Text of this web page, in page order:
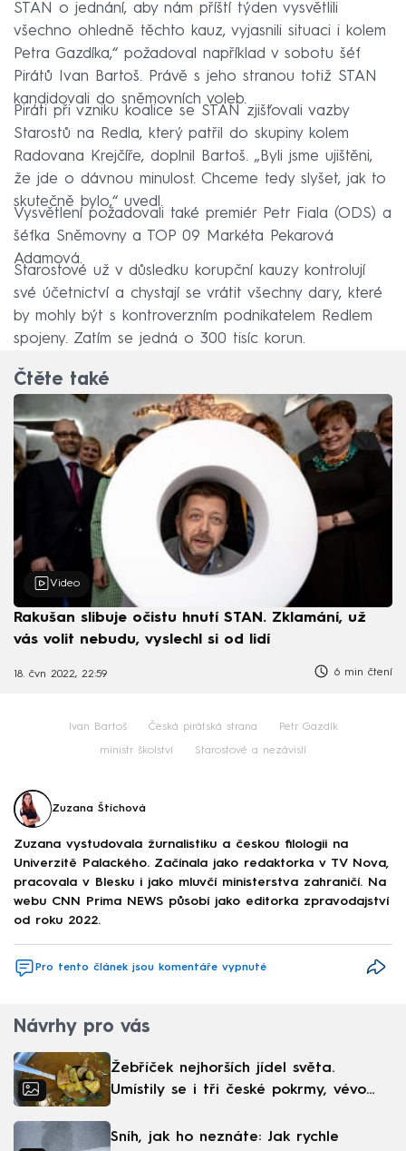
STAN o jednání, aby nám příští týden vysvětlili
všechno ohledně těchto kauz, vyjasnili situaci i kolem
Petra Gazdíka,“ požadoval například v sobotu šéf
Pirátů Ivan Bartoš. Právě s jeho stranou totiž STAN
kandidovali do sněmovních voleb.
Piráti při vzniku koalice se STAN zjišťovali vazby
Starostů na Redla, který patřil do skupiny kolem
Radovana Krejčíře, doplnil Bartoš. „Byli jsme ujištěni,
že jde o dávnou minulost. Chceme tedy slyšet, jak to
skutečně bylo,“ uvedl.
Vysvětlení požadovali také premiér Petr Fiala (ODS) a
šéfka Sněmovny a TOP 09 Markéta Pekarová
Adamová.
Starostové už v důsledku korupční kauzy kontrolují
své účetnictví a chystají se vrátit všechny dary, které
by mohly být s kontroverzním podnikatelem Redlem
spojeny. Zatím se jedná o 300 tisíc korun.
Čtěte také
Video
Rakušan slibuje očistu hnutí STAN. Zklamání, už
vás volit nebudu, vyslechl si od lidí
18. čvn 2022, 22:59 6 min čtení
Ivan Bartoš Česká pirátská strana Petr Gazdík
ministr školství Starostové a nezávislí
Zuzana Štíchová
Zuzana vystudovala žurnalistiku a českou filologii na
Univerzitě Palackého. Začínala jako redaktorka v TV Nova,
pracovala v Blesku i jako mluvčí ministerstva zahraničí. Na
webu CNN Prima NEWS působí jako editorka zpravodajství
od roku 2022.
Pro tento článek jsou komentáře vypnuté
Návrhy pro vás
Žebříček nejhorších jídel světa.
Umístily se i tři české pokrmy, vévodí
Sníh, jak ho neznáte: Jak rychle